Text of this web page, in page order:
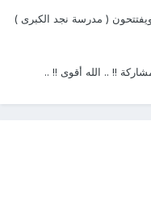
( مدرسة نجد الكبرى )
!! .. الله أقوى !! ..